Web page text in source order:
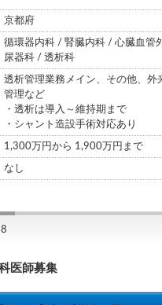
京都府
循環器内科 / 腎臓内科 / 心臓血管
尿器科 / 透析科
透析管理業務メイン、その他、外
管理など
・透析は導入～維持期まで
・シャント造設手術対応あり
1,300万円から 1,900万円まで
なし
医師募集